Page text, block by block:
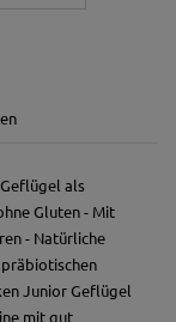
als
Gluten - Mit
- Natürliche
Junior Geflügel
mit gut